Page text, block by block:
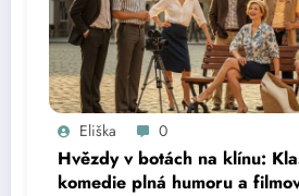
Eliška 0
Hvězdy v botách na klínu:
komedie plná humoru a